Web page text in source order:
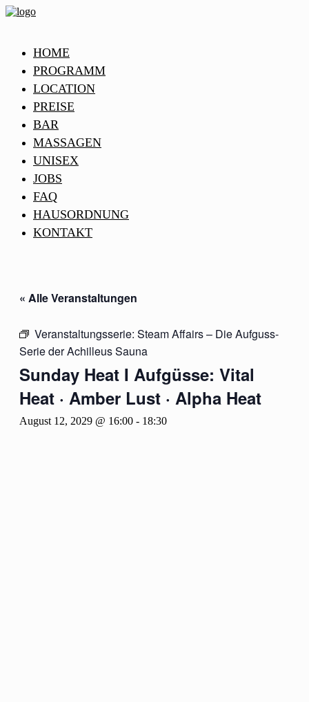
HOME
PROGRAMM
LOCATION
PREISE
BAR
MASSAGEN
UNISEX
JOBS
FAQ
HAUSORDNUNG
KONTAKT
« Alle Veranstaltungen
Veranstaltungsserie: Steam Affairs – Die Aufguss-
Serie der Achilleus Sauna
Sunday Heat I Aufgüsse: Vital
Heat · Amber Lust · Alpha Heat
August 12, 2029 @ 16:00 - 18:30